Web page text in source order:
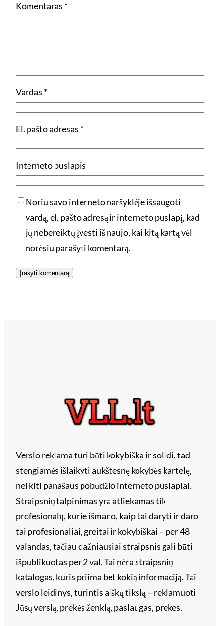
Komentaras *
Vardas *
El. pašto adresas *
Interneto puslapis
Noriu savo interneto naršyklėje išsaugoti
vardą, el. pašto adresą ir interneto puslapį, kad
jų nebereiktų įvesti iš naujo, kai kitą kartą vėl
norėsiu parašyti komentarą.
Verslo reklama turi būti kokybiška ir solidi, tad
stengiamės išlaikyti aukštesnę kokybės kartelę,
nei kiti panašaus pobūdžio interneto puslapiai.
Straipsnių talpinimas yra atliekamas tik
profesionalų, kurie išmano, kaip tai daryti ir daro
tai profesionaliai, greitai ir kokybiškai – per 48
valandas, tačiau dažniausiai straipsnis gali būti
išpublikuotas per 2 val. Tai nėra straipsnių
katalogas, kuris priima bet kokią informaciją. Tai
verslo leidinys, turintis aiškų tikslą – reklamuoti
Jūsų verslą, prekės ženklą, paslaugas, prekes.